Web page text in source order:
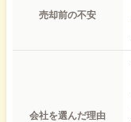
売却前の不安
会社を選んだ理由